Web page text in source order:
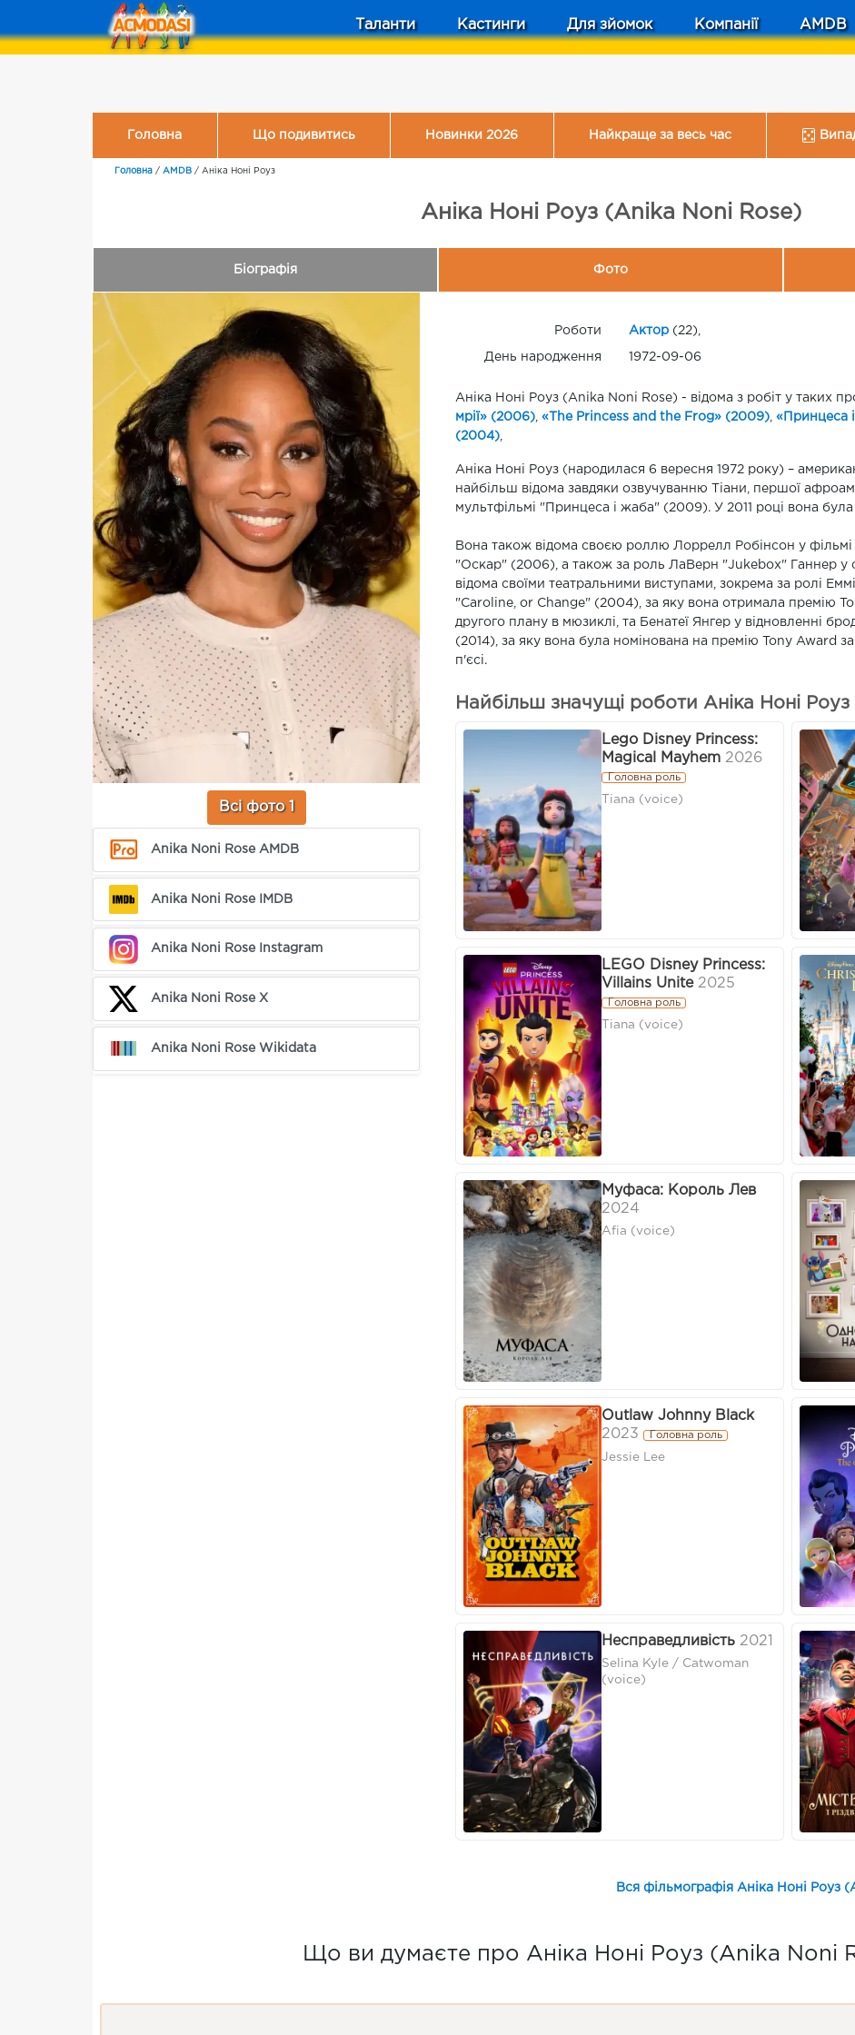
Таланти Кастинги Для зйомок Компанії AMDB
Головна Що подивитись Новинки 2026 Найкраще за весь час
Головна / AMDB / Аніка Ноні Роуз
Аніка Ноні Роуз (Anika Noni Rose)
Біографія Фото
Всі фото 1
Anika Noni Rose AMDB
Anika Noni Rose IMDB
Anika Noni Rose Instagram
Anika Noni Rose X
Anika Noni Rose Wikidata
Роботи Актор(22),
День народження 1972-09-06
Аніка Ноні Роуз (Anika Noni Rose) - відома з робіт у таких
мрії» (2006) «The Princess and the Frog» (2009) «Принцеса
(2004)
Аніка Ноні Роуз (народилася 6 вересня 1972 року) –
найбільш відома завдяки озвучуванню Тіани, першої
мультфільмі "Принцеса і жаба" (2009). У 2011 році вона
Вона також відома своєю роллю Лоррелл Робінсон у
"Оскар" (2006), а також за роль ЛаВерн "Jukebox" Ганнер у
відома своїми театральними виступами, зокрема за ролі
"Caroline, or Change" (2004), за яку вона отримала премію
другого плану в мюзиклі, та Бенатеї Янгер у відновленні
(2014), за яку вона була номінована на премію Tony Award
п'єсі.
Найбільш значущі роботи Аніка Ноні
Lego Disney Princess:
Magical Mayhem 2026
Головна роль
Tiana (voice)
LEGO Disney Princess:
Villains Unite 2025
Головна роль
Tiana (voice)
Муфаса: Король Лев
2024
Afia (voice)
Outlaw Johnny Black
2023
Головна роль
Jessie Lee
Несправедливість 2021
Selina Kyle / Catwoman
(voice)
Вся фільмографія Аніка Ноні Роуз
Що ви думаєте про Аніка Ноні Роуз (Anika Noni